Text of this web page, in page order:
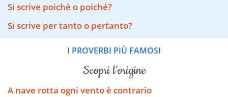
Si scrive poichè o poiché?
Si scrive per tanto o pertanto?
I PROVERBI PIÙ FAMOSI
scopri l’origine
A nave rotta ogni vento è contrario